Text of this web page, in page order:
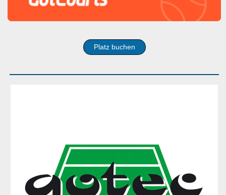
Platz buchen